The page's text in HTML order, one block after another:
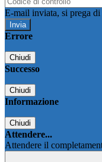
E-mail inviata, si prega
Errore
Chiudi
Successo
Chiudi
Informazione
Chiudi
Attendere...
Attendere il